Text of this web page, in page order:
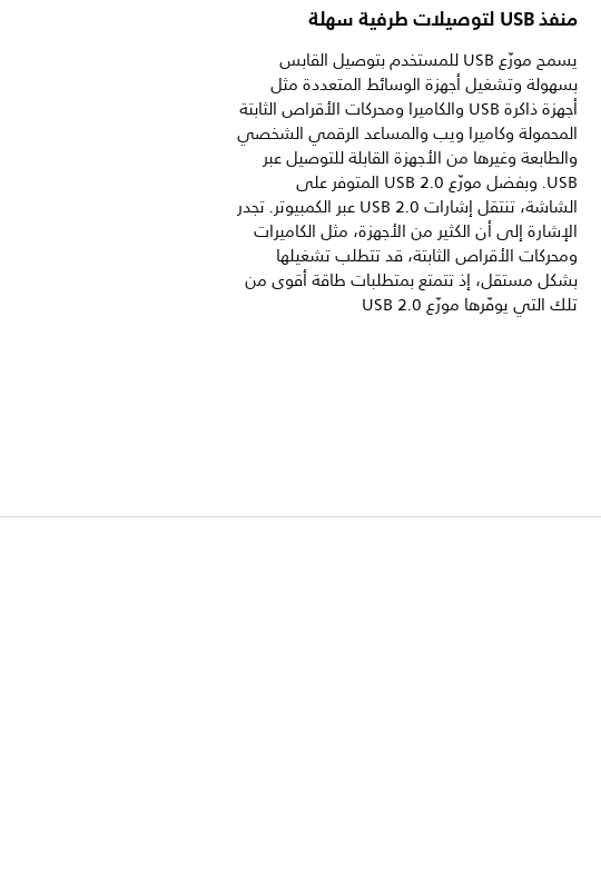
منفذ USB لتوصيلات طرفية سهلة
يسمح موزّع USB للمستخدم بتوصيل القابس
بسهولة وتشغيل أجهزة الوسائط المتعددة مثل
أجهزة ذاكرة USB والكاميرا ومحركات الأقراص الثابتة
المحمولة وكاميرا ويب والمساعد الرقمي الشخصي
والطابعة وغيرها من الأجهزة القابلة للتوصيل عبر
USB. وبفضل موزّع USB 2.0 المتوفر على
الشاشة، تنتقل إشارات USB 2.0 عبر الكمبيوتر. تجدر
الإشارة إلى أن الكثير من الأجهزة، مثل الكاميرات
ومحركات الأقراص الثابتة، قد تتطلب تشغيلها
بشكل مستقل، إذ تتمتع بمتطلبات طاقة أقوى من
تلك التي يوفّرها موزّع USB 2.0